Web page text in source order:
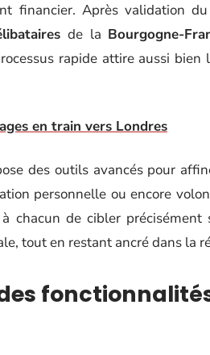
financier. Après validation
de la Bourgogne-
rapide attire aussi bien
en train vers Londres
des outils avancés pour
personnelle ou encore
chacun de cibler précisément
tout en restant ancré dans la